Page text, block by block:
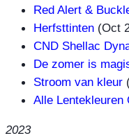
Red Alert &
Herfsttinten (Oct
CND Shellac
De zomer is
Stroom van kleur
Alle Lentekleuren
2023